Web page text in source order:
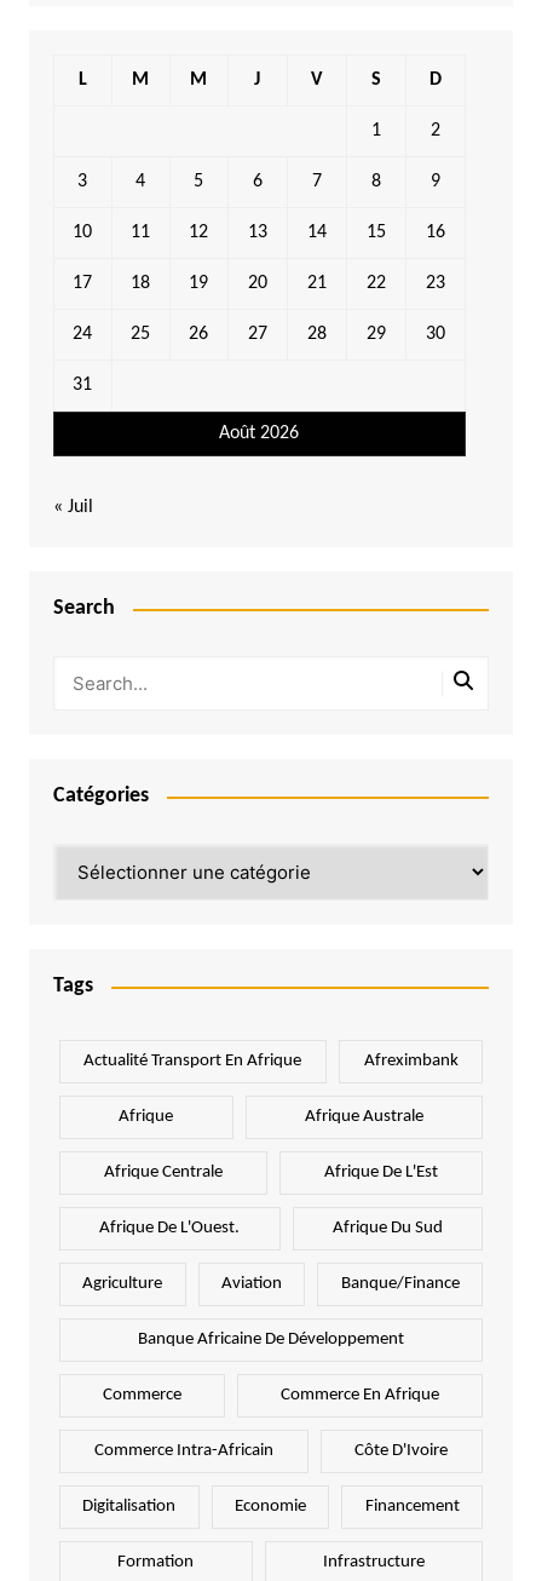
Août 2026
L M M J V S D
1 2
3 4 5 6 7 8 9
10 11 12 13 14 15 16
17 18 19 20 21 22 23
24 25 26 27 28 29 30
31
« Juil
Search
Catégories
Tags
Actualité Transport En Afrique Afreximbank
Afrique Afrique Australe
Afrique Centrale Afrique De L'Est
Afrique De L'Ouest. Afrique Du Sud
Agriculture Aviation Banque/Finance
Banque Africaine De Développement
Commerce Commerce En Afrique
Commerce Intra-Africain Côte D'Ivoire
Digitalisation Economie Financement
Formation Infrastructure